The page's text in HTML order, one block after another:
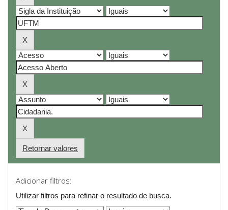
Retornar valores
Adicionar filtros:
Utilizar filtros para refinar o resultado de busca.